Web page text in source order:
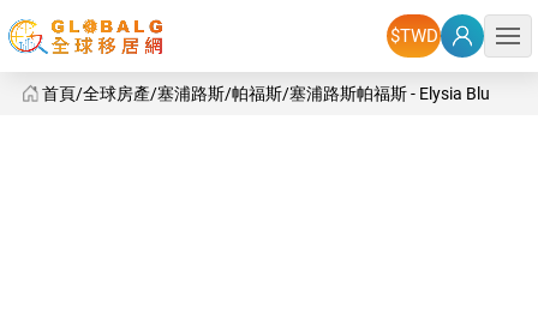
選單
首頁 全球房產 塞浦路斯 帕福斯 塞浦路斯帕福斯 - Elysia Blu